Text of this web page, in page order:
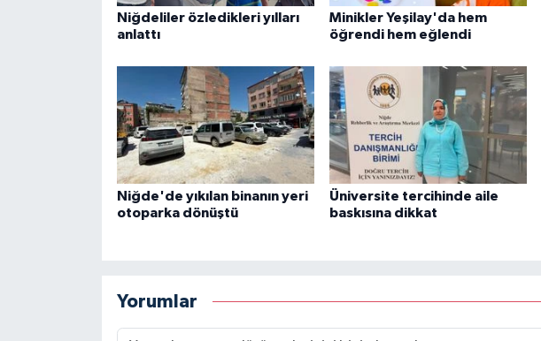
Niğdeliler özledikleri yılları
anlattı
Minikler Yeşilay'da hem
öğrendi hem eğlendi
Niğde'de yıkılan binanın yeri
otoparka dönüştü
Üniversite tercihinde aile
baskısına dikkat
Yorumlar